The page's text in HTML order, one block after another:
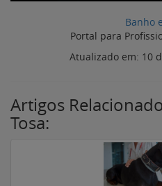
Banho
Portal para
Atualizado em: 10
Artigos
Tosa: